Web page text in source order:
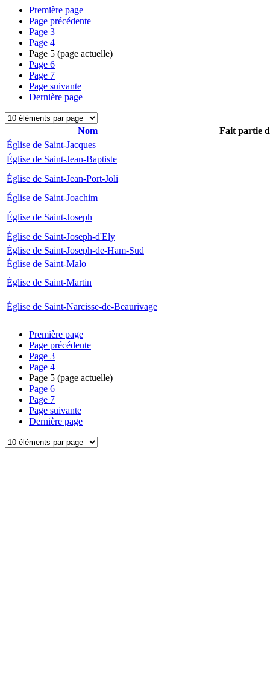
Première page
Page précédente
Page 3
Page 4
Page 5 (page actuelle)
Page 6
Page 7
Page suivante
Dernière page
Nom
Fait partie
Église de Saint-Jacques
Église de Saint-Jean-Baptiste
Église de Saint-Jean-Port-Joli
Église de Saint-Joachim
Église de Saint-Joseph
Église de Saint-Joseph-d'Ely
Église de Saint-Joseph-de-Ham-Sud
Église de Saint-Malo
Église de Saint-Martin
Église de Saint-Narcisse-de-Beaurivage
Première page
Page précédente
Page 3
Page 4
Page 5 (page actuelle)
Page 6
Page 7
Page suivante
Dernière page